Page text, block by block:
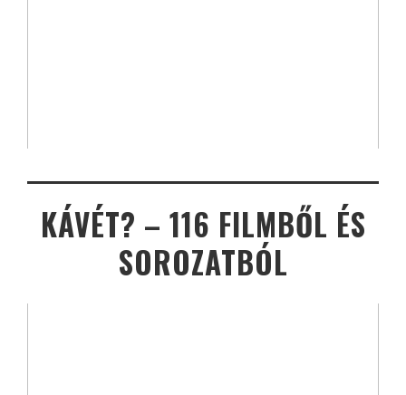
KÁVÉT? – 116 FILMBŐL ÉS
SOROZATBÓL